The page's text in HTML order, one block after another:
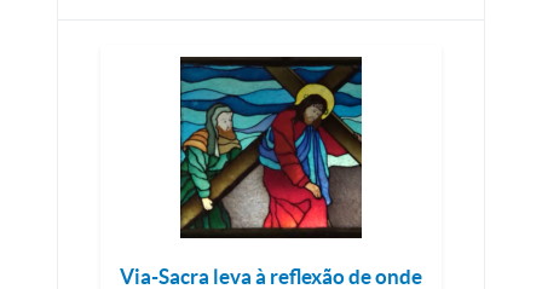
Via-Sacra leva à reflexão de onde